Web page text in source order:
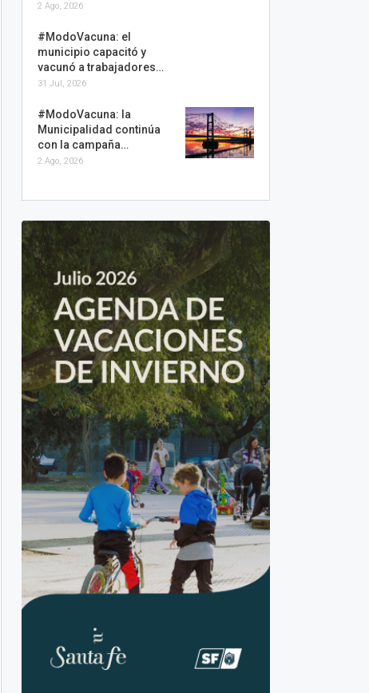
2 Ago, 2026
#ModoVacuna: el
municipio capacitó y
vacunó a trabajadores…
31 Jul, 2026
#ModoVacuna: la
Municipalidad continúa
con la campaña…
2 Ago, 2026